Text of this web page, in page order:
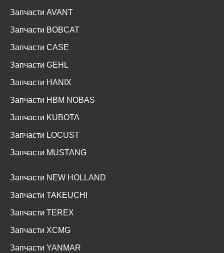
Запчасти AVANT
Запчасти BOBCAT
Запчасти CASE
Запчасти GEHL
Запчасти HANIX
Запчасти HBM NOBAS
Запчасти KUBOTA
Запчасти LOCUST
Запчасти MUSTANG
Запчасти NEW HOLLAND
Запчасти TAKEUCHI
Запчасти TEREX
Запчасти XCMG
Запчасти YANMAR